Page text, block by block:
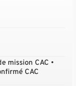
mission CAC •
CAC